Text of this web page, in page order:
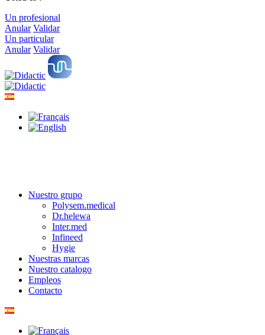
Un profesional
Anular Validar
Un particular
Anular Validar
Nuestro grupo
Polysem.medical
Dr.helewa
Inter.med
Infineed
Hygie
Nuestras marcas
Nuestro catalogo
Empleos
Contacto